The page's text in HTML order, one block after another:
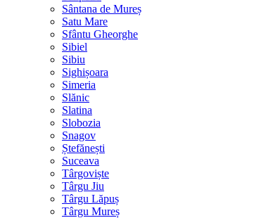
Sântana de Mureș
Satu Mare
Sfântu Gheorghe
Sibiel
Sibiu
Sighișoara
Simeria
Slănic
Slatina
Slobozia
Snagov
Ștefănești
Suceava
Târgoviște
Târgu Jiu
Târgu Lăpuș
Târgu Mureș